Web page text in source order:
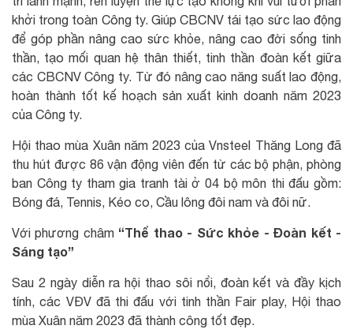
khởi trong toàn Công ty. Giúp CBCNV tái tạo sức lao động
để góp phần nâng cao sức khỏe, nâng cao đời sống tinh
thần, tạo mối quan hệ thân thiết, tinh thần đoàn kết giữa
các CBCNV Công ty. Từ đó nâng cao năng suất lao động,
hoàn thành tốt kế hoạch sản xuất kinh doanh năm 2023
của Công ty.
Hội thao mùa Xuân năm 2023 của Vnsteel Thăng Long đã
thu hút được 86 vận động viên đến từ các bộ phận, phòng
ban Công ty tham gia tranh tài ở 04 bộ môn thi đấu gồm:
Bóng đá, Tennis, Kéo co, Cầu lông đôi nam và đôi nữ.
Với phương châm “Thể thao - Sức khỏe - Đoàn kết -
Sáng tạo”
Sau 2 ngày diễn ra hội thao sôi nổi, đoàn kết và đầy kịch
tính, các VĐV đã thi đấu với tinh thần Fair play, Hội thao
mùa Xuân năm 2023 đã thành công tốt đẹp.